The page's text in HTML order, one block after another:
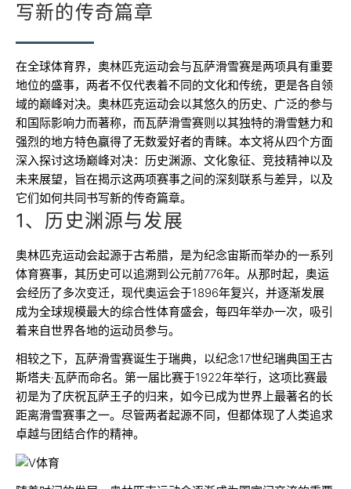
写新的传奇篇章
在全球体育界，奥林匹克运动会与瓦萨滑雪赛是两项具有重要
地位的盛事，两者不仅代表着不同的文化和传统，更是各自领
域的巅峰对决。奥林匹克运动会以其悠久的历史、广泛的参与
和国际影响力而著称，而瓦萨滑雪赛则以其独特的滑雪魅力和
强烈的地方特色赢得了无数爱好者的青睐。本文将从四个方面
深入探讨这场巅峰对决：历史渊源、文化象征、竞技精神以及
未来展望，旨在揭示这两项赛事之间的深刻联系与差异，以及
它们如何共同书写新的传奇篇章。
1、历史渊源与发展
奥林匹克运动会起源于古希腊，是为纪念宙斯而举办的一系列
体育赛事，其历史可以追溯到公元前776年。从那时起，奥运
会经历了多次变迁，现代奥运会于1896年复兴，并逐渐发展
成为全球规模最大的综合性体育盛会，每四年举办一次，吸引
着来自世界各地的运动员参与。
相较之下，瓦萨滑雪赛诞生于瑞典，以纪念17世纪瑞典国王古
斯塔夫·瓦萨而命名。第一届比赛于1922年举行，这项比赛最
初是为了庆祝瓦萨王子的归来，如今已成为世界上最著名的长
距离滑雪赛事之一。尽管两者起源不同，但都体现了人类追求
卓越与团结合作的精神。